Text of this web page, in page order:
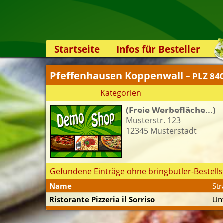
Startseite
Infos für Besteller
Lieferservice-App
Weiterempfehlen
Newsletter
Sicherheit
Kontakt
Pfeffenhausen Koppenwall – PLZ
Kategorien
(Freie Werbefläche...)
Musterstr. 123
12345 Musterstadt
Gefundene Einträge ohne bringbutler-
Name
Ristorante Pizzeria il Sorriso